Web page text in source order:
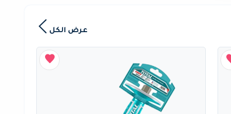
عرض الكل